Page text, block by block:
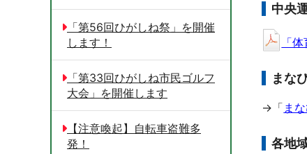
中央
「
まな
→「 ま
各地
「第56回ひがしね祭」を開催
します！
「第33回ひがしね市民ゴルフ
大会」を開催します
【注意喚起】自転車盗難多
発！